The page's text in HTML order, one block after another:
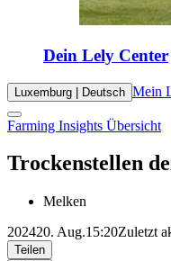
Dein Lely Center
Luxemburg | Deutsch Mein
Farming Insights Übersicht
Trockenstellen
Melken
202420. Aug.15:20Zuletzt
Teilen